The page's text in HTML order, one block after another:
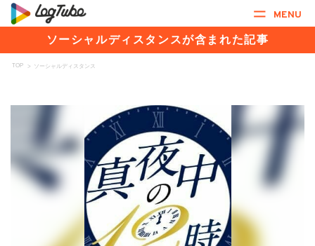
MENU
ソーシャルディスタンスが含まれた記事
TOP > ソーシャルディスタンス